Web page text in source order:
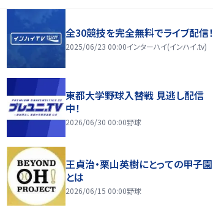
全30競技を完全無料でライブ配信！
2025/06/23 00:00インターハイ(インハイ.tv)
東都大学野球入替戦 見逃し配信
中！
2026/06/30 00:00野球
王貞治・栗山英樹にとっての甲子園
とは
2026/06/15 00:00野球